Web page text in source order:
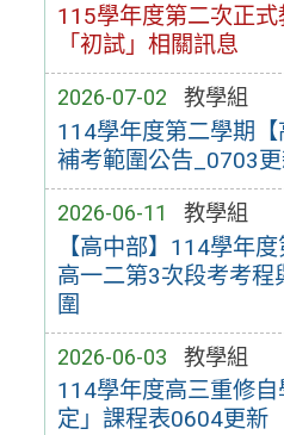
115學年度第二次正
「初試」相關訊息
2026-07-02 教學組
114學年度第二學期【
補考範圍公告_0703
2026-06-11 教學組
【高中部】114學年
高一二第3次段考考程
圍
2026-06-03 教學組
114學年度高三重修自
定」課程表0604更新